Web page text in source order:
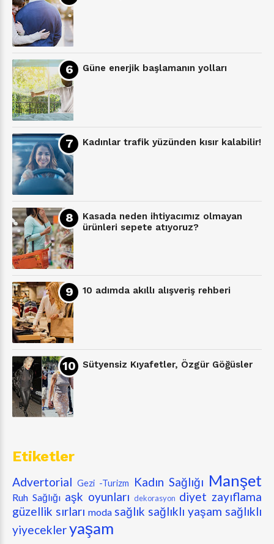
Güne enerjik başlamanın yolları
Kadınlar trafik yüzünden kısır kalabilir!
Kasada neden ihtiyacımız olmayan
ürünleri sepete atıyoruz?
10 adımda akıllı alışveriş rehberi
Sütyensiz Kıyafetler, Özgür Göğüsler
Etiketler
Advertorial Gezi -Turizm Kadın Sağlığı Manşet
Ruh Sağlığı aşk oyunları dekorasyon diyet zayıflama
güzellik sırları moda sağlık sağlıklı yaşam sağlıklı
yiyecekleryaşam